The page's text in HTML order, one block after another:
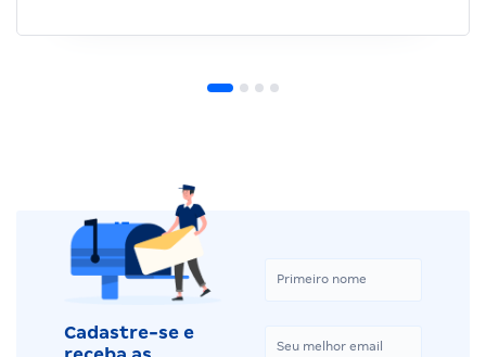
Cadastre-se e